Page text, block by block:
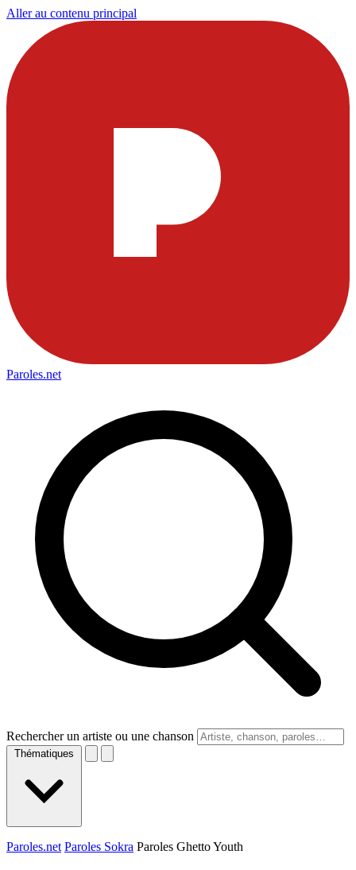
Aller au contenu principal
Paroles.net
Rechercher un artiste ou une chanson
Thématiques
Paroles.net Paroles Sokra Paroles Ghetto Youth